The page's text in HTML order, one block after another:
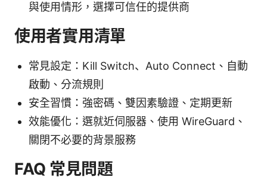
與使用情形，選擇可信任的提供商
使用者實用清單
常見設定：Kill Switch、Auto Connect、自動
啟動、分流規則
安全習慣：強密碼、雙因素驗證、定期更新
效能優化：選就近伺服器、使用 WireGuard、
關閉不必要的背景服務
FAQ 常見問題